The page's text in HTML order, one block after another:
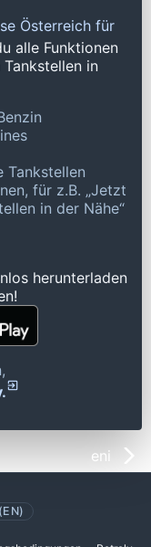
Österreich für
alle Funktionen
in
Tankstellen
für z.B. „Jetzt
in der Nähe“
herunterladen
eni